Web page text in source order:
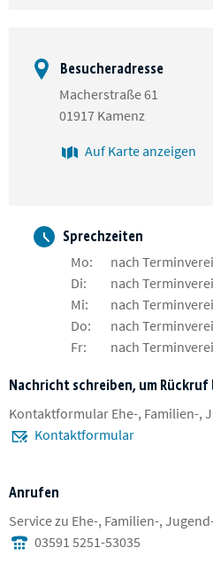
Besucheradresse
Macherstraße 61
01917 Kamenz
Auf Karte anzeigen
Sprechzeiten
Mo:
nach
Di:
nach
Mi:
nach
Do:
nach
Fr:
nach
Nachricht schreiben, um
Kontaktformular Ehe-, Familien-,
Kontaktformular
Anrufen
Service zu Ehe-, Familien-,
03591 5251-53035